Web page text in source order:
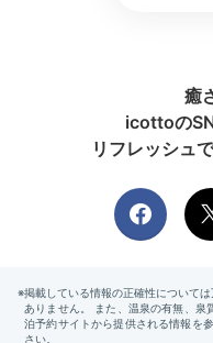
ロマンチックな2
癒
icottoの
リフレッシュ